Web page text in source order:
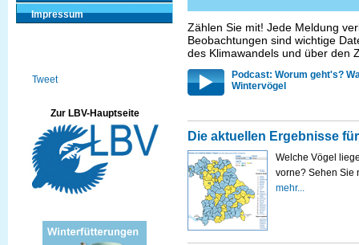
Impressum
Tweet
Zur LBV-Hauptseite
Zählen Sie mit! Jede Meldung
Beobachtungen sind wichtige
des Klimawandels und über den
Podcast: Worum geht's?
Wintervögel
Die aktuellen Ergebnisse
Welche Vögel
vorne? Sehen Sie
mehr...